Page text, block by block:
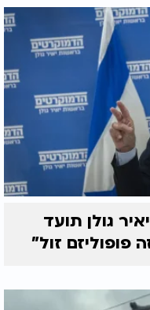
גולן תועד
פופוליזם זול"